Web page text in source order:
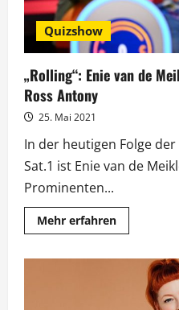
Quizshow
„Rolling“: Enie van de
Ross Antony
25. Mai 2021
In der heutigen Folge der
Sat.1 ist Enie van de
Prominenten...
Mehr erfahrenMehr
Meiklokjes